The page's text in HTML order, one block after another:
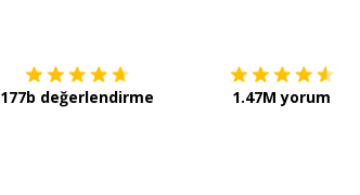
177b değerlendirme 1.47M yorum